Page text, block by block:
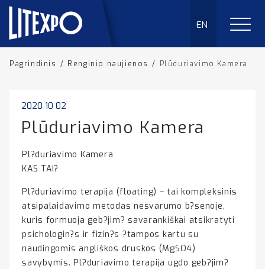
EN
Pagrindinis / Renginio naujienos / Plūduriavimo Kamera
2020 10 02
Plūduriavimo Kamera
Pl?duriavimo Kamera
KAS TAI?
Pl?duriavimo terapija (floating) – tai kompleksinis
atsipalaidavimo metodas nesvarumo b?senoje,
kuris formuoja geb?jim? savarankiškai atsikratyti
psichologin?s ir fizin?s ?tampos kartu su
naudingomis angliškos druskos (MgSO4)
savybymis. Pl?duriavimo terapija ugdo geb?jim?